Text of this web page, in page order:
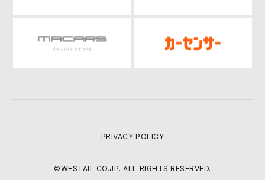
PRIVACY POLICY
©WESTAIL CO.JP. ALL RIGHTS RESERVED.